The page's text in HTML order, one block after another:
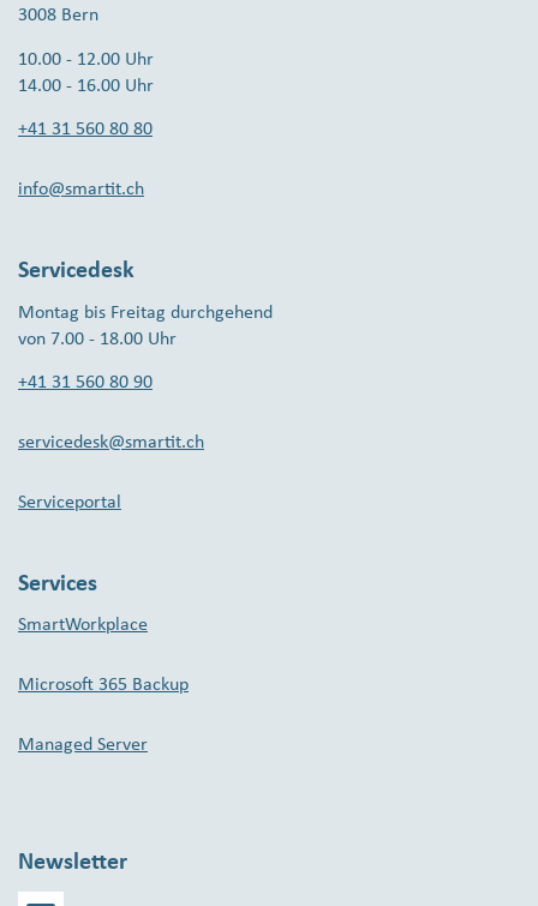
3008 Bern
10.00 - 12.00 Uhr
14.00 - 16.00 Uhr
+41 31 560 80 80
info@smartit.ch
Servicedesk
Montag bis Freitag durchgehend
von 7.00 - 18.00 Uhr
+41 31 560 80 90
servicedesk@smartit.ch
Serviceportal
Services
SmartWorkplace
Microsoft 365 Backup
Managed Server
Newsletter